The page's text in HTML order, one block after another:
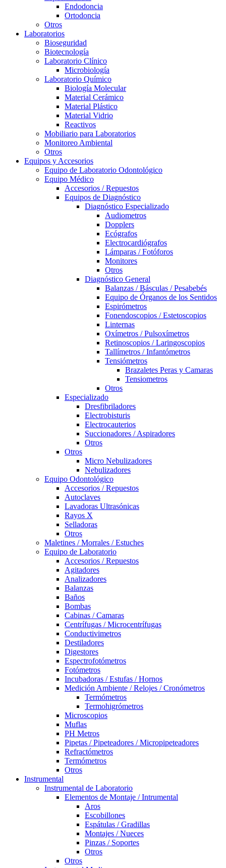
Endodoncia
Ortodoncia
Otros
Laboratorios
Bioseguridad
Biotecnología
Laboratorio Clínico
Microbiología
Laboratorio Químico
Biología Molecular
Material Cerámico
Material Plástico
Material Vidrio
Reactivos
Mobiliario para Laboratorios
Monitoreo Ambiental
Otros
Equipos y Accesorios
Equipo de Laboratorio Odontológico
Equipo Médico
Accesorios / Repuestos
Equipos de Diagnóstico
Diagnóstico Especializado
Audiometros
Dopplers
Ecógrafos
Electrocardiógrafos
Lámparas / Fotóforos
Monitores
Otros
Diagnóstico General
Balanzas / Básculas / Pesabebés
Equipo de Órganos de los Sentidos
Espirómetros
Fonendoscopios / Estetoscopios
Linternas
Oxímetros / Pulsoxímetros
Retinoscopios / Laringoscopios
Tallímetros / Infantómetros
Tensiómetros
Brazaletes Peras y Camaras
Tensiometros
Otros
Especializado
Dresfibriladores
Electrobisturis
Electrocauterios
Succionadores / Aspiradores
Otros
Otros
Micro Nebulizadores
Nebulizadores
Equipo Odontológico
Accesorios / Repuestos
Autoclaves
Lavadoras Ultrasónicas
Rayos X
Selladoras
Otros
Maletines / Morrales / Estuches
Equipo de Laboratorio
Accesorios / Repuestos
Agitadores
Analizadores
Balanzas
Baños
Bombas
Cabinas / Camaras
Centrífugas / Microcentrífugas
Conductivimetros
Destiladores
Digestores
Espectrofotómetros
Fotómetros
Incubadoras / Estufas / Hornos
Medición Ambiente / Relojes / Cronómetros
Termómetros
Termohigrómetros
Microscopios
Muflas
PH Metros
Pipetas / Pipeteadores / Micropipeteadores
Refractómetros
Termómetros
Otros
Instrumental
Instrumental de Laboratorio
Elementos de Montaje / Intrumental
Aros
Escobillones
Espátulas / Gradillas
Montajes / Nueces
Pinzas / Soportes
Otros
Otros